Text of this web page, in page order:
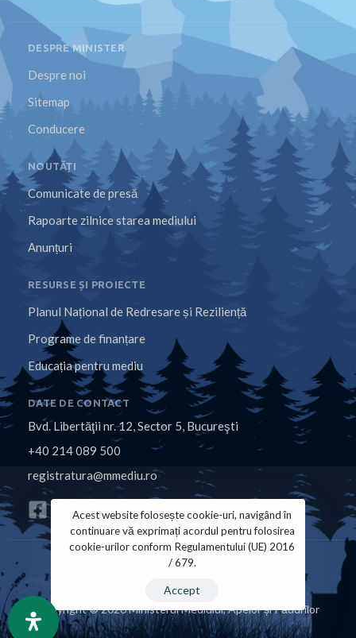
DESPRE MINISTER
Despre noi
Sitemap
Conducere
NOUTĂȚI
Comunicate de presă
Rapoarte zilnice starea mediului
Anunțuri
RESURSE ȘI PROIECTE
Planul Național de Redresare și Reziliență
Programe de finanțare
Educația pentru mediu
DATE DE CONTACT
Bvd. Libertăţii nr. 12, Sector 5, Bucureşti
+40 214 089 500
registratura@mmediu.ro
Copyright © 2026 Ministerul Mediului, Apelor și Pădurilor
Acest website folosește cookie-uri, navigând în
continuare vă exprimați acordul pentru folosirea
cookie-urilor conform Regulamentului (UE) 2016
/ 679.
Accept